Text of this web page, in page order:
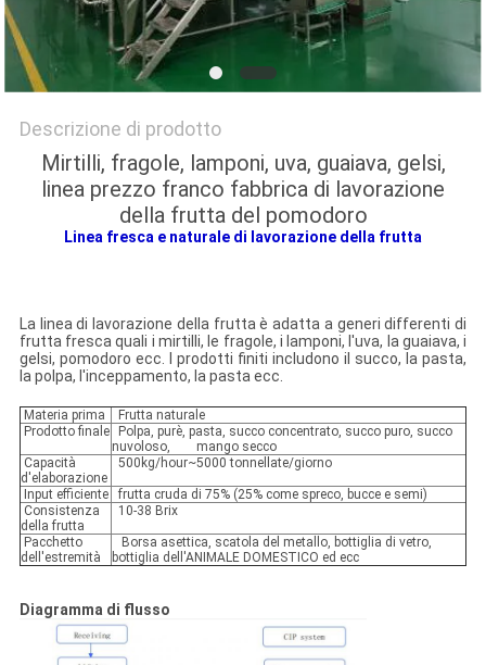
POLICY
Descrizione di prodotto
Mirtilli, fragole, lamponi, uva, guaiava, gelsi,
linea prezzo franco fabbrica di lavorazione
della frutta del pomodoro
Linea fresca e naturale di lavorazione della frutta
La linea di lavorazione della frutta è adatta a generi differenti di
frutta fresca quali i mirtilli, le fragole, i lamponi, l'uva, la guaiava, i
gelsi, pomodoro ecc. I prodotti finiti includono il succo, la pasta,
la polpa, l'inceppamento, la pasta ecc.
Materia prima
Frutta naturale
Prodotto finale
Polpa, purè, pasta, succo concentrato, succo puro, succo
nuvoloso, mango secco
Capacità
d'elaborazione
500kg/hour~5000 tonnellate/giorno
Input efficiente
frutta cruda di 75% (25% come spreco, bucce e semi)
Consistenza
della frutta
10-38 Brix
Pacchetto
dell'estremità
Borsa asettica, scatola del metallo, bottiglia di vetro,
bottiglia dell'ANIMALE DOMESTICO ed ecc
Diagramma di flusso